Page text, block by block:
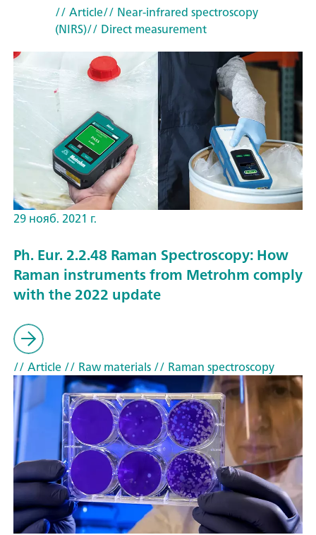
// Article// Near-infrared spectroscopy
(NIRS)// Direct measurement
29 нояб. 2021 г.
Ph. Eur. 2.2.48 Raman Spectroscopy: How
Raman instruments from Metrohm comply
with the 2022 update
// Article// Raw materials// Raman spectroscopy